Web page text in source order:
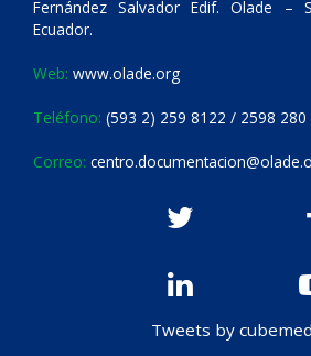
Fernández Salvador Edif. Olade –
Ecuador.
Web: www.olade.org
Teléfono: (593 2) 259 8122 / 2598 280
Correo:
Tweets by